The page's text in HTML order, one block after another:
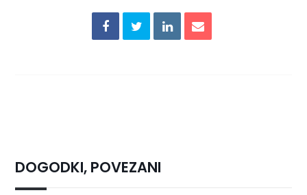
DOGODKI, POVEZANI